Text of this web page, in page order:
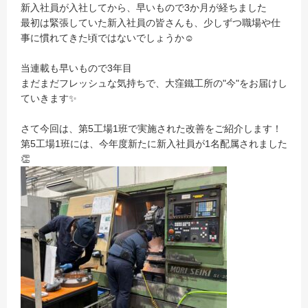
新入社員が入社してから、早いもので3か月が経ちました
最初は緊張していた新入社員の皆さんも、少しずつ職場や仕
事に慣れてきた頃ではないでしょうか☺
当連載も早いもので3年目
まだまだフレッシュな気持ちで、大窪鐵工所の"今"をお届けし
ていきます✨
さて今回は、第5工場1班で実施された改善をご紹介します！
第5工場1班には、今年度新たに新入社員が1名配属されました
👏